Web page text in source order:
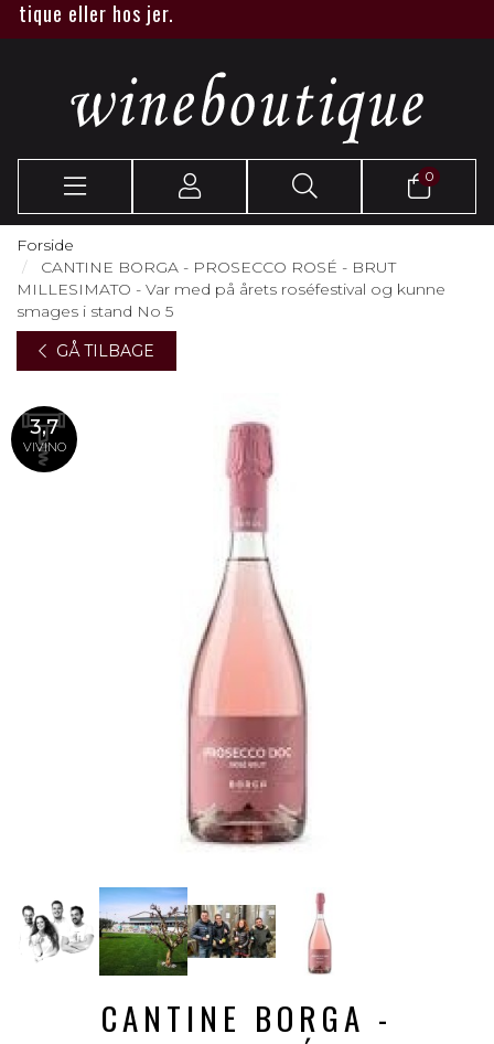
eller hos jer.
0
Forside
CANTINE BORGA - PROSECCO ROSÉ - BRUT
MILLESIMATO - Var med på årets roséfestival og kunne
smages i stand No 5
GÅ TILBAGE
3,7
VIVINO
CANTINE BORGA -